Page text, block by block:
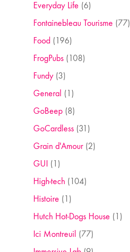
Everyday Life (6)
Fontainebleau Tourisme (77)
Food (196)
FrogPubs(108)
Fundy(3)
General (1)
GoBeep(8)
GoCardless(31)
Grain d'Amour(2)
GUI (1)
High-tech(104)
Histoire (1)
Hutch Hot-Dogs House (1)
Ici Montreuil (77)